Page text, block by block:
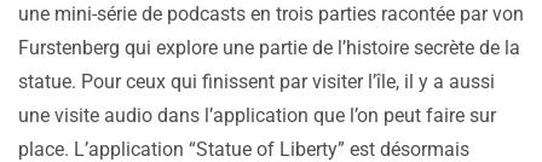
une mini-série de podcasts en trois parties racontée par von
Furstenberg qui explore une partie de l’histoire secrète de la
statue. Pour ceux qui finissent par visiter l’île, il y a aussi
une visite audio dans l’application que l’on peut faire sur
place. L’application “Statue of Liberty” est désormais